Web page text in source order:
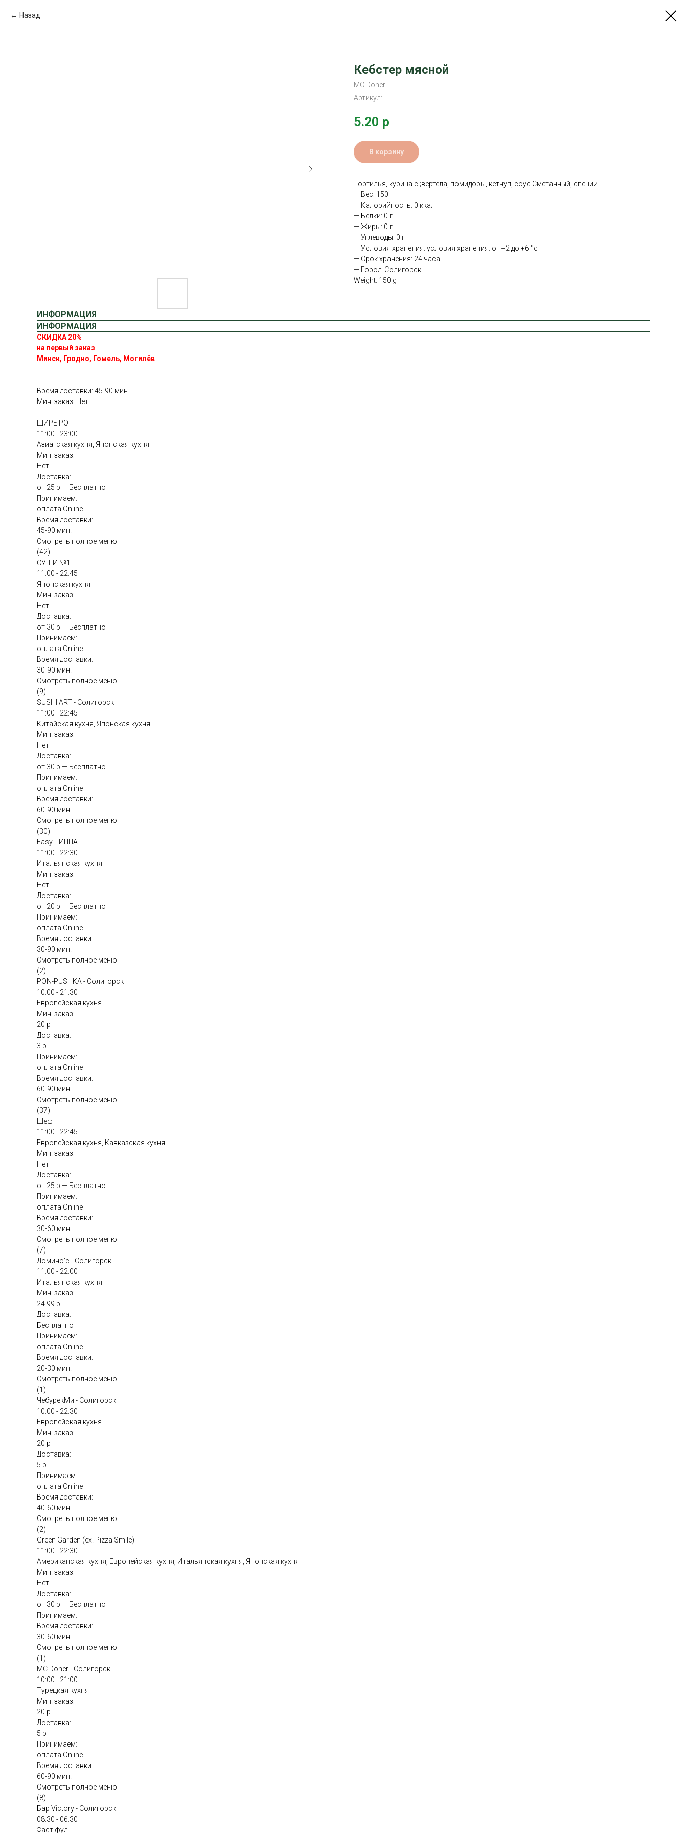
Назад
Кебстер мясной
MC Doner
Артикул:
5.20 р
В корзину
Тортилья, курица с ;вертела, помидоры, кетчуп, соус Сметанный, специи.
— Вес: 150 г
— Калорийность: 0 ккал
— Белки: 0 г
— Жиры: 0 г
— Углеводы: 0 г
— Условия хранения: условия хранения: от +2 до +6 °с
— Срок хранения: 24 часа
— Город: Солигорск
Weight: 150 g
ИНФОРМАЦИЯ
ИНФОРМАЦИЯ
СКИДКА 20%
на первый заказ
Минск, Гродно, Гомель, Могилёв
Время доставки: 45-90 мин.
Мин. заказ: Нет
ШИРЕ РОТ
11:00 - 23:00
Азиатская кухня, Японская кухня
Мин. заказ:
Нет
Доставка:
от 25 р — Бесплатно
Принимаем:
оплата Online
Время доставки:
45-90 мин.
Смотреть полное меню
(42)
СУШИ №1
11:00 - 22:45
Японская кухня
Мин. заказ:
Нет
Доставка:
от 30 р — Бесплатно
Принимаем:
оплата Online
Время доставки:
30-90 мин.
Смотреть полное меню
(9)
SUSHI ART - Солигорск
11:00 - 22:45
Китайская кухня, Японская кухня
Мин. заказ:
Нет
Доставка:
от 30 р — Бесплатно
Принимаем:
оплата Online
Время доставки:
60-90 мин.
Смотреть полное меню
(30)
Easy ПИЦЦА
11:00 - 22:30
Итальянская кухня
Мин. заказ:
Нет
Доставка:
от 20 р — Бесплатно
Принимаем:
оплата Online
Время доставки:
30-90 мин.
Смотреть полное меню
(2)
PON-PUSHKA - Солигорск
10:00 - 21:30
Европейская кухня
Мин. заказ:
20 р
Доставка:
3 р
Принимаем:
оплата Online
Время доставки:
60-90 мин.
Смотреть полное меню
(37)
Шеф
11:00 - 22:45
Европейская кухня, Кавказская кухня
Мин. заказ:
Нет
Доставка:
от 25 р — Бесплатно
Принимаем:
оплата Online
Время доставки:
30-60 мин.
Смотреть полное меню
(7)
Домино'с - Солигорск
11:00 - 22:00
Итальянская кухня
Мин. заказ:
24.99 р
Доставка:
Бесплатно
Принимаем:
оплата Online
Время доставки:
20-30 мин.
Смотреть полное меню
(1)
ЧебурекМи - Солигорск
10:00 - 22:30
Европейская кухня
Мин. заказ:
20 р
Доставка:
5 р
Принимаем:
оплата Online
Время доставки:
40-60 мин.
Смотреть полное меню
(2)
Green Garden (ex. Pizza Smile)
11:00 - 22:30
Американская кухня, Европейская кухня, Итальянская кухня, Японская кухня
Мин. заказ:
Нет
Доставка:
от 30 р — Бесплатно
Принимаем:
Время доставки:
30-60 мин.
Смотреть полное меню
(1)
MC Doner - Солигорск
10:00 - 21:00
Турецкая кухня
Мин. заказ:
20 р
Доставка:
5 р
Принимаем:
оплата Online
Время доставки:
60-90 мин.
Смотреть полное меню
(8)
Бар Victory - Солигорск
08:30 - 06:30
Фаст фуд